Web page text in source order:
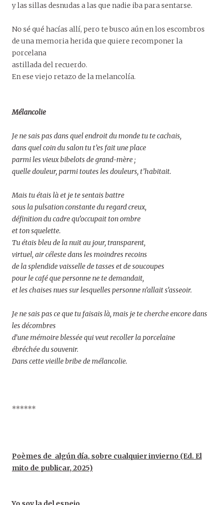
y las sillas desnudas a las que nadie iba para sentarse.
No sé qué hacías allí, pero te busco aún en los escombros
de una memoria herida que quiere recomponer la
porcelana
astillada del recuerdo.
En ese viejo retazo de la melancolía.
Mélancolie
Je ne sais pas dans quel endroit du monde tu te cachais,
dans quel coin du salon tu t’es fait une place
parmi les vieux bibelots de grand-mère ;
quelle douleur, parmi toutes les douleurs, t’habitait.
Mais tu étais là et je te sentais battre
sous la pulsation constante du regard creux,
définition du cadre qu’occupait ton ombre
et ton squelette.
Tu étais bleu de la nuit au jour, transparent,
virtuel, air céleste dans les moindres recoins
de la splendide vaisselle de tasses et de soucoupes
pour le café que personne ne te demandait,
et les chaises nues sur lesquelles personne n’allait s’asseoir.
Je ne sais pas ce que tu faisais là, mais je te cherche encore dans
les décombres
d’une mémoire blessée qui veut recoller la porcelaine
ébréchée du souvenir.
Dans cette vieille bribe de mélancolie.
******
Poèmes de algún día, sobre cualquier invierno (Ed. El
mito de publicar, 2025)